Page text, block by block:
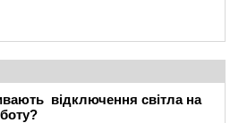
відключення світла на